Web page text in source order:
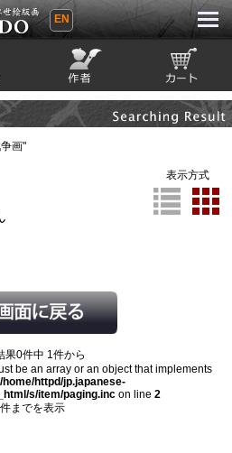
浮世
EN
絵師 カート
画"
表示方式
果0件中 1件から
be an array or an object that implements
/home/httpd/jp.japanese-
s/item/paging.incon line 2
までを表示